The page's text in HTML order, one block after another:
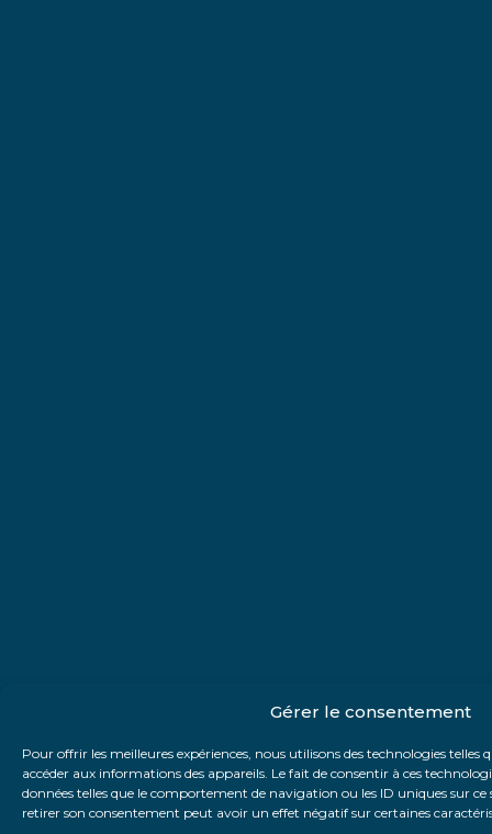
Gérer le consentement
Pour offrir les meilleures expériences, nous utilisons des technologies telles
accéder aux informations des appareils. Le fait de consentir à ces
données telles que le comportement de navigation ou les ID uniques sur ce
retirer son consentement peut avoir un effet négatif sur certaines